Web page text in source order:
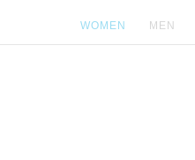
WOMEN MEN